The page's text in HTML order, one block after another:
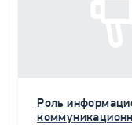
Роль